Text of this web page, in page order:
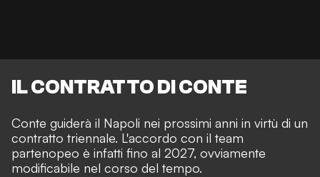
IL CONTRATTO DI CONTE
Conte guiderà il Napoli nei prossimi anni in virtù di un
contratto triennale. L'accordo con il team
partenopeo è infatti fino al 2027, ovviamente
modificabile nel corso del tempo.